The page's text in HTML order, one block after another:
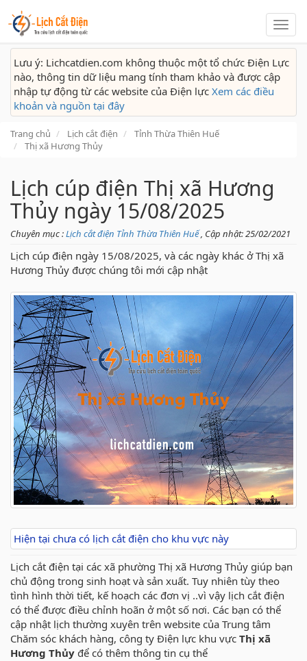
Lịch
cắt
Lưu ý: Lichcatdien.com không thuộc một tổ chức Điện Lực
nào, thông tin dữ liệu mang tính tham khảo và được cập
nhập tự động từ các website của Điện lực Xem các điều
khoản và nguồn tại đây
Trang chủ Lịch cắt điện
Tỉnh Thừa Thiên Huế
Thị xã Hương Thủy
Lịch cúp điện Thị xã Hương
Thủy ngày 15/08/2025
Chuyên mục :Lịch cắt điện Tỉnh Thừa Thiên Huế, Cập nhật: 25/02/2021
Lịch cúp điện ngày 15/08/2025, và các ngày khác ở Thị xã
Hương Thủy được chúng tôi mới cập nhật
Hiện tại chưa có lịch cắt điện cho khu vực này
Lịch cắt điện tại các xã phường Thị xã Hương Thủy giúp bạn
chủ động trong sinh hoạt và sản xuất. Tuy nhiên tùy theo
tình hình thời tiết, kế hoạch các đơn vị ..vì vậy lịch cắt điện
có thể được điều chỉnh hoãn ở một số nơi. Các bạn có thể
cập nhật lịch thường xuyên trên website của Trung tâm
Chăm sóc khách hàng, công ty Điện lực khu vực Thị xã
Hương Thủy để có thêm thông tin cụ thể